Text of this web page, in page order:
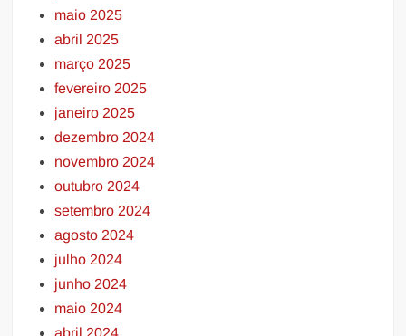
maio 2025
abril 2025
março 2025
fevereiro 2025
janeiro 2025
dezembro 2024
novembro 2024
outubro 2024
setembro 2024
agosto 2024
julho 2024
junho 2024
maio 2024